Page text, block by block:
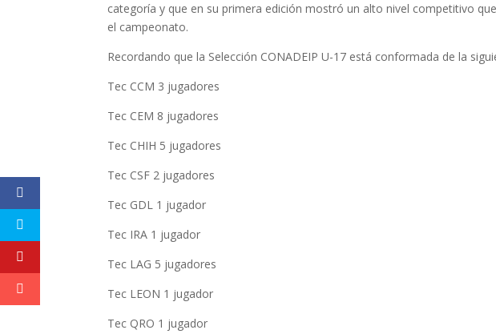
categoría y que en su primera edición mostró un alto nivel competitivo
el campeonato.
Recordando que la Selección CONADEIP U-17 está conformada de la
Tec CCM 3 jugadores
Tec CEM 8 jugadores
Tec CHIH 5 jugadores
Tec CSF 2 jugadores
Tec GDL 1 jugador
Tec IRA 1 jugador
Tec LAG 5 jugadores
Tec LEON 1 jugador
Tec QRO 1 jugador